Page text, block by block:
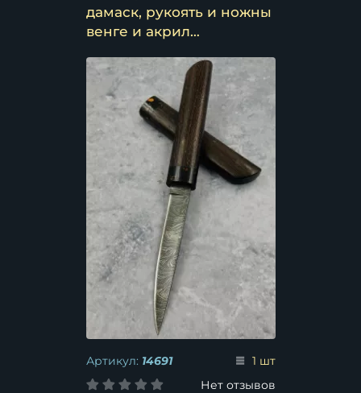
дамаск, рукоять и ножны
венге и акрил
(распродажа)
Артикул: 14691
1 шт
Нет отзывов